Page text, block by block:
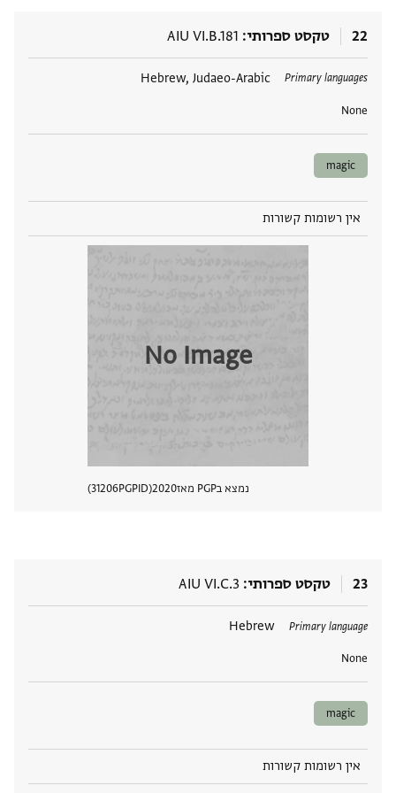
22 טקסט ספרותי AIU VI.B.181
Primary languages
Hebrew, Judaeo-Arabic
None
תגים
magic
אין רשומות קשורות
No Image
נמצא בPGP מאז 2020
PGPID
31206
23 טקסט ספרותי AIU VI.C.3
Primary language
Hebrew
None
תגים
magic
אין רשומות קשורות